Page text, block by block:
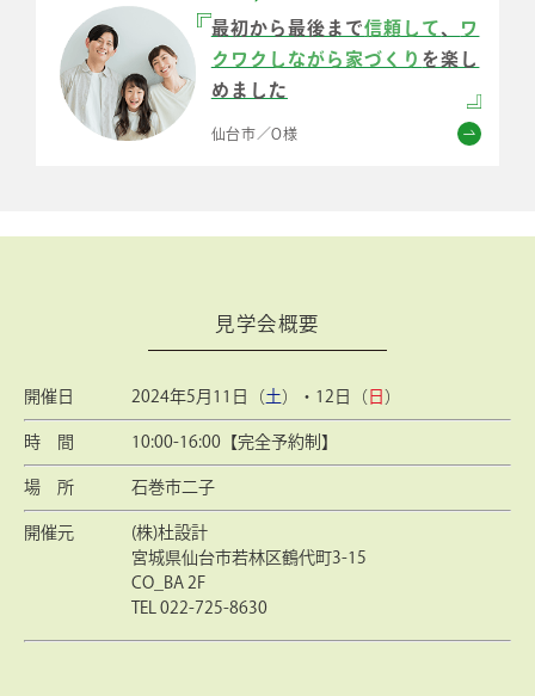
最初から最後まで信頼して 、
ワ
クワクしながら家づくり を楽し
めました
仙台市／O様
見学会概要
開催日 2024年5月11日（土）・12日（ 日 ）
時 間 10:00-16:00【完全予約制】
場 所 石巻市二子
開催元
(株)杜設計
宮城県仙台市若林区鶴代町3-15
CO_BA 2F
TEL 022-725-8630